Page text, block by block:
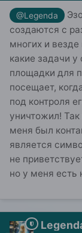
@Legenda
создаются с
многих и везде
какие задачи у
площадки для
посещает,
под контроля
уничтожил! Так
меня был
является
не
но у меня есть